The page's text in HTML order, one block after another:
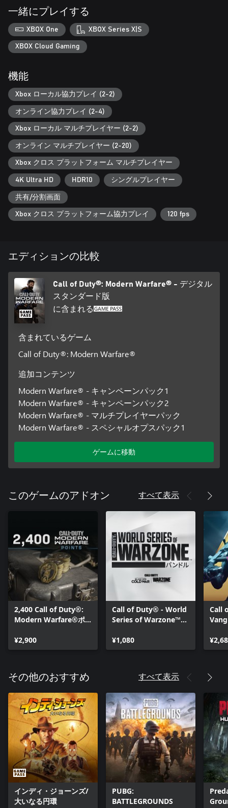
レベルを上げてModern Warfare®最新版に参戦しましょう。戦
いはまだ終わらない… 油断するな。
*Modern Warfare®バトルパスは、Call of Duty®ポイントで購入
可能です。
詳細は、www.callofduty.comにてご確認ください。
© 2019-2020 Activision Publishing, Inc. ACTIVISION、CALL OF
DUTY、MODERN WARFAREはActivision Publishing, Inc.の登録商
標です。その他の商標や製品名はその所有者に帰属します。
一緒にプレイする
XBOX One XBOX Series X|S
XBOX Cloud Gaming
機能
Xbox ローカル協力プレイ (2-2)
オンライン協力プレイ (2-4)
Xbox ローカル マルチプレイヤー (2-2)
オンライン マルチプレイヤー (2-20)
Xbox クロス プラットフォーム マルチプレイヤー
4K Ultra HD HDR10 シングルプレイヤー
共有/分割画面
Xbox クロス プラットフォーム協力プレイ 120 fps
エディションの比較
Call of Duty®: Modern Warfare® - デジタル
スタンダード版
に含まれる
含まれているゲーム
Call of Duty®: Modern Warfare®
追加コンテンツ
Modern Warfare® - キャンペーンパック1
Modern Warfare® - キャンペーンパック2
Modern Warfare® - マルチプレイヤーパック
Modern Warfare® - スペシャルオプスパック1
ゲームに移動
このゲームのアドオン すべて表示
2,400 Call of Duty®:
Modern Warfare®ポ
¥2,900
Call of Duty® - World
Series of Warzone™
¥1,080
Call
スプ
その他のおすすめ すべて表示
インディ・ジョーンズ/
大いなる円環
PUBG:
BATTLEGROUNDS